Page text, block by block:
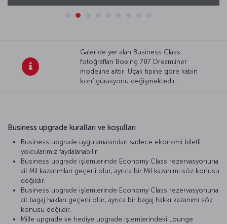
Galeride yer alan Business Class
fotoğrafları Boeing 787 Dreamliner
modeline aittir. Uçak tipine göre kabin
konfigürasyonu değişmektedir.
Business upgrade kuralları ve koşulları
Business upgrade uygulamasından sadece ekonomi biletli
yolcularımız faydalanabilir.
Business upgrade işlemlerinde Economy Class rezervasyonuna
ait Mil kazanımları geçerli olur, ayrıca bir Mil kazanımı söz konusu
değildir.
Business upgrade işlemlerinde Economy Class rezervasyonuna
ait bagaj hakları geçerli olur, ayrıca bir bagaj hakkı kazanımı söz
konusu değildir.
Mille upgrade ve hediye upgrade işlemlerindeki Lounge